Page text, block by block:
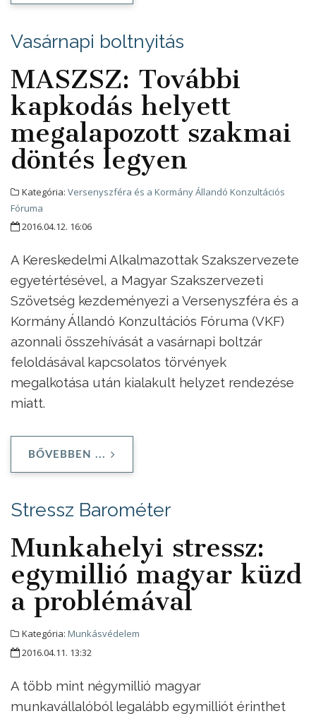
Vasárnapi boltnyitás
MASZSZ: További
kapkodás helyett
megalapozott szakmai
döntés legyen
Kategória: Versenyszféra és a Kormány Állandó Konzultációs
Fóruma
2016.04.12. 16:06
A Kereskedelmi Alkalmazottak Szakszervezete
egyetértésével, a Magyar Szakszervezeti
Szövetség kezdeményezi a Versenyszféra és a
Kormány Állandó Konzultációs Fóruma (VKF)
azonnali összehívását a vasárnapi boltzár
feloldásával kapcsolatos törvények
megalkotása után kialakult helyzet rendezése
miatt.
BŐVEBBEN ...
Stressz Barométer
Munkahelyi stressz:
egymillió magyar küzd
a problémával
Kategória: Munkásvédelem
2016.04.11. 13:32
A több mint négymillió magyar
munkavállalóból legalább egymilliót érinthet